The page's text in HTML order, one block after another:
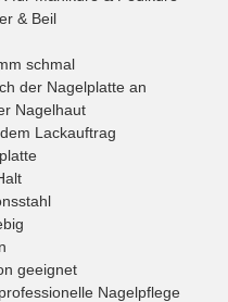
& Beil
schmal
der Nagelplatte an
Nagelhaut
Lackauftrag
geeignet
Nagelpflege